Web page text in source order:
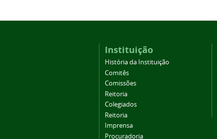
Instituição
História da Instituição
Comitês
Comissões
Reitoria
Colegiados
Reitoria
Imprensa
Procuradoria